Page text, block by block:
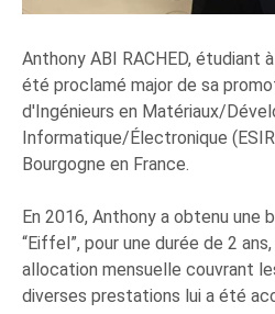
Anthony ABI RACHED, étudiant
été proclamé major de sa
d'Ingénieurs en Matériaux/
Informatique/Électronique
Bourgogne en France.
En 2016, Anthony a obtenu une
“Eiffel”, pour une durée de 2
allocation mensuelle couvrant
diverses prestations lui a été